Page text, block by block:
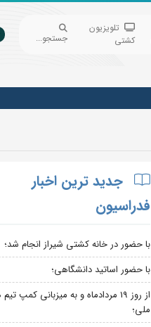
تلویزیون
کشتی
جستجو...
جدید ترین اخبار
فدراسیون
با حضور در خانه کشتی شیراز انجام شد؛
با حضور اساتید دانشگاهی؛
از روز 19 مردادماه و به میزبانی کمپ
ملی؛